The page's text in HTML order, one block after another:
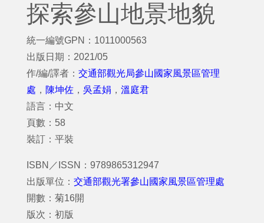
探索參山地景地貌
統一編號GPN：1011000563
出版日期：2021/05
作/編/譯者： 交通部觀光局參山國家風景區管理
處 ， 陳坤佐 ， 吳孟娟 ， 溫庭君
語言：中文
頁數：58
裝訂：平裝
ISBN／ISSN：9789865312947
出版單位： 交通部觀光署參山國家風景區管理處
開數：菊16開
版次：初版